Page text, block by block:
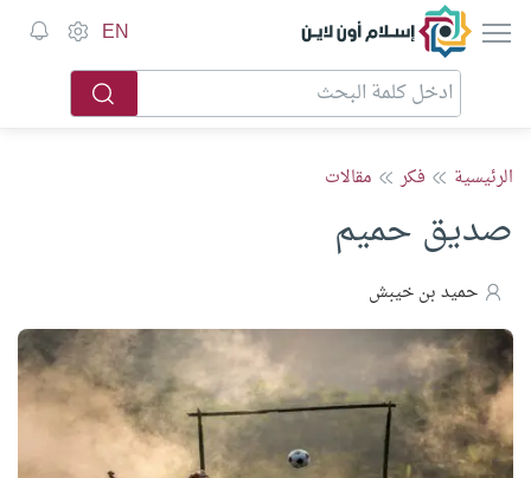
إسلام أون لاين EN
الرئيسية فكر مقالات
صديق حميم
حميد بن خيبش